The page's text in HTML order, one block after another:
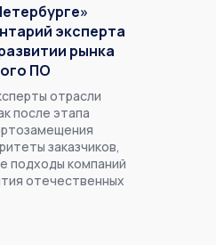
эксперта
рынка
ПО
отрасли
после этапа
заказчиков,
подходы компаний
отечественных